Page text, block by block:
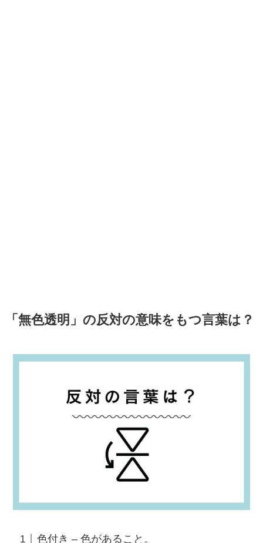
「無色透明」の反対の意味をもつ言葉は？
色付き – 色があること。